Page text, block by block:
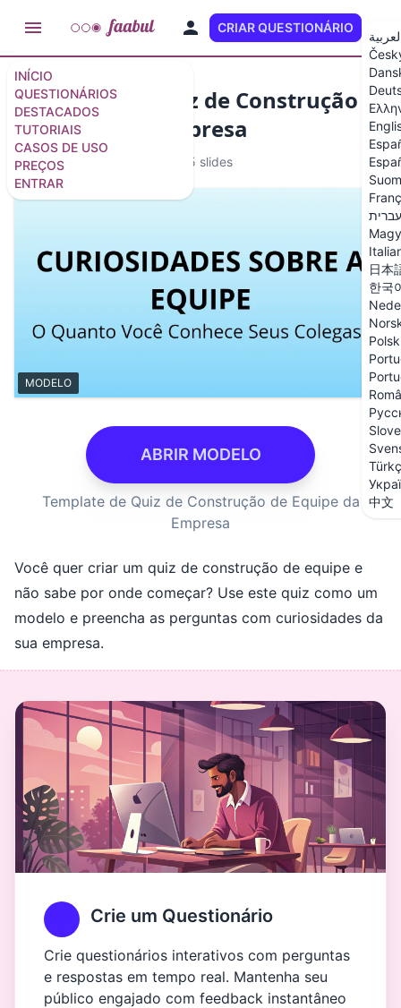
INÍCIO
QUESTIONÁRIOS
DESTACADOS
TUTORIAIS
CASOS DE USO
PREÇOS
ENTRAR
CRIAR QUESTIONÁRIO
עברית
日本
한국
中文
Template de Quiz de Construção
de Equipe da Empresa
MODELO 15 slides
MODELO
ABRIR MODELO
Template de Quiz de Construção de Equipe da
Empresa
Você quer criar um quiz de construção de equipe e
não sabe por onde começar? Use este quiz como um
modelo e preencha as perguntas com curiosidades da
sua empresa.
Crie um Questionário
Crie questionários interativos com perguntas
e respostas em tempo real. Mantenha seu
público engajado com feedback instantâneo